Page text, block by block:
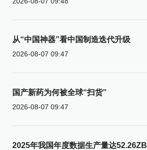
从“中国神器”看中国制造迭代升级
2026-08-07 09:47
国产新药为何被全球“扫货”
2026-08-07 09:47
2025年我国年度数据生产量达52.26ZB